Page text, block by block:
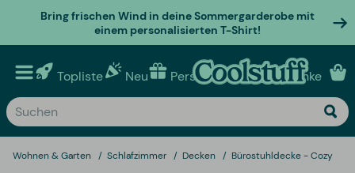
Bring frischen Wind in deine Sommergarderobe mit
einem personalisierten T-Shirt!
Topliste Neu Personalisierte geschenke
Wohnen & Garten Schlafzimmer Decken Bürostuhldecke - Cozy